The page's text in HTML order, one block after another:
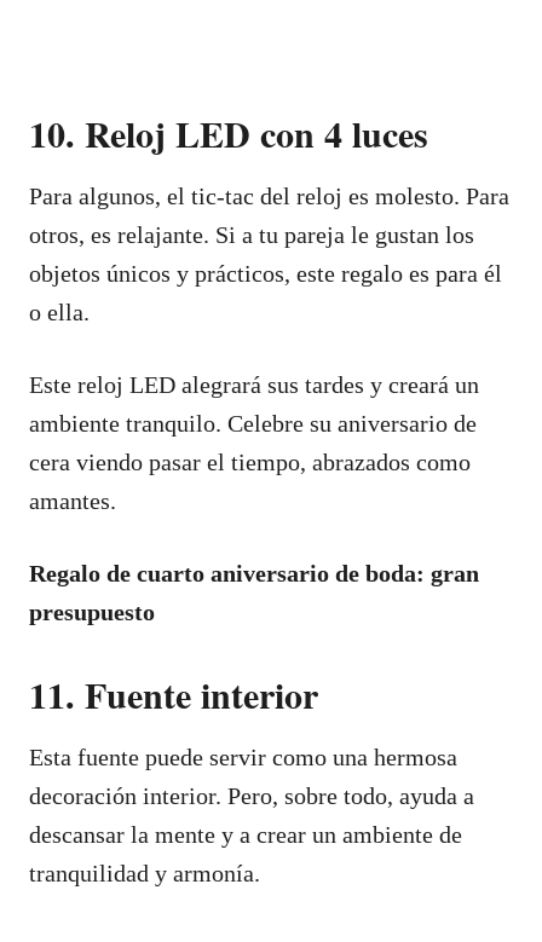
10. Reloj LED con 4 luces
Para algunos, el tic-tac del reloj es molesto. Para
otros, es relajante. Si a tu pareja le gustan los
objetos únicos y prácticos, este regalo es para él
o ella.
Este reloj LED alegrará sus tardes y creará un
ambiente tranquilo. Celebre su aniversario de
cera viendo pasar el tiempo, abrazados como
amantes.
Regalo de cuarto aniversario de boda: gran
presupuesto
11. Fuente interior
Esta fuente puede servir como una hermosa
decoración interior. Pero, sobre todo, ayuda a
descansar la mente y a crear un ambiente de
tranquilidad y armonía.